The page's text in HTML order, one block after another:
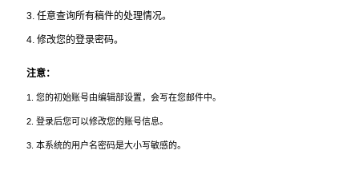
4. 修改您的登录密码。